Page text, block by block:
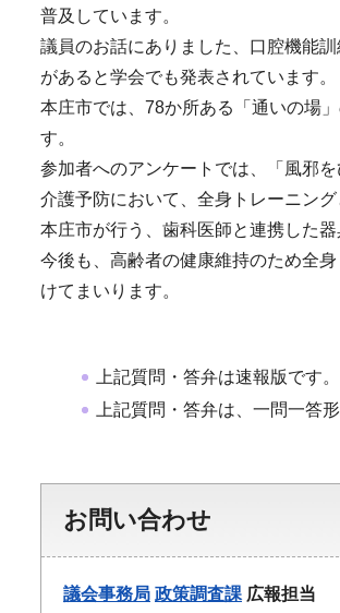
普及しています。
議員のお話にありました、口腔機能
があると学会でも発表されています。
本庄市では、78か所ある「通いの場
す。
参加者へのアンケートでは、「風邪
介護予防において、全身トレーニン
本庄市が行う、歯科医師と連携した
今後も、高齢者の健康維持のため全
けてまいります。
上記質問・答弁は速報版です。
上記質問・答弁は、一問一答
お問い合わせ
議会事務局 政策調査課 広報担当